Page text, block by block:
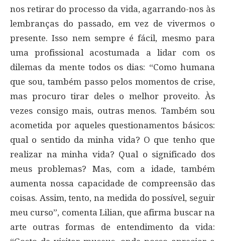
nos retirar do processo da vida, agarrando-nos às
lembranças do passado, em vez de vivermos o
presente. Isso nem sempre é fácil, mesmo para
uma profissional acostumada a lidar com os
dilemas da mente todos os dias: “Como humana
que sou, também passo pelos momentos de crise,
mas procuro tirar deles o melhor proveito. Às
vezes consigo mais, outras menos. Também sou
acometida por aqueles questionamentos básicos:
qual o sentido da minha vida? O que tenho que
realizar na minha vida? Qual o significado dos
meus problemas? Mas, com a idade, também
aumenta nossa capacidade de compreensão das
coisas. Assim, tento, na medida do possível, seguir
meu curso”, comenta Lilian, que afirma buscar na
arte outras formas de entendimento da vida: